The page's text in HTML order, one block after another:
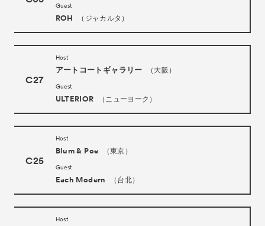
Guest
ROH （ジャカルタ）
C27
Host
アートコートギャラリー （大阪）
Guest
ULTERIOR （ニューヨーク）
C25
Host
Blum & Poe （東京）
Guest
Each Modern （台北）
Host